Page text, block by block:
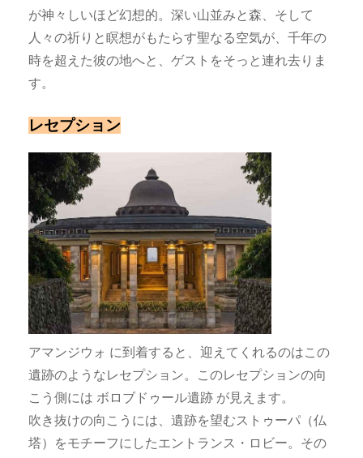
が神々しいほど幻想的。深い山並みと森、そして
人々の祈りと瞑想がもたらす聖なる空気が、千年の
時を超えた彼の地へと、ゲストをそっと連れ去りま
す。
レセプション
アマンジウォ に到着すると、迎えてくれるのはこの
遺跡のようなレセプション。このレセプションの向
こう側には ボロブドゥール遺跡 が見えます。
吹き抜けの向こうには、遺跡を望むストゥーパ（仏
塔）をモチーフにしたエントランス・ロビー。その